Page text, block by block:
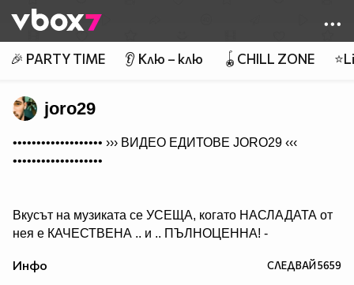
👾
🎉 PARTY TIME 👂 Клю – клю 🪀CHILL ZONE
joro29
••••••••••••••••••• ››› ВИДЕО ЕДИТОВЕ JORO29 ‹‹‹
•••••••••••••••••••
Вкусът на музиката се УСЕЩА, когато НАСЛАДАТА от
нея е КАЧЕСТВЕНА .. и .. ПЪЛНОЦЕННА! -
( ако желаеш да получиш нещо, което ще слушаш с
Инфо СЛЕДВАЙ5659